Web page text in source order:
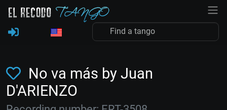
No va más by Juan
D'ARIENZO